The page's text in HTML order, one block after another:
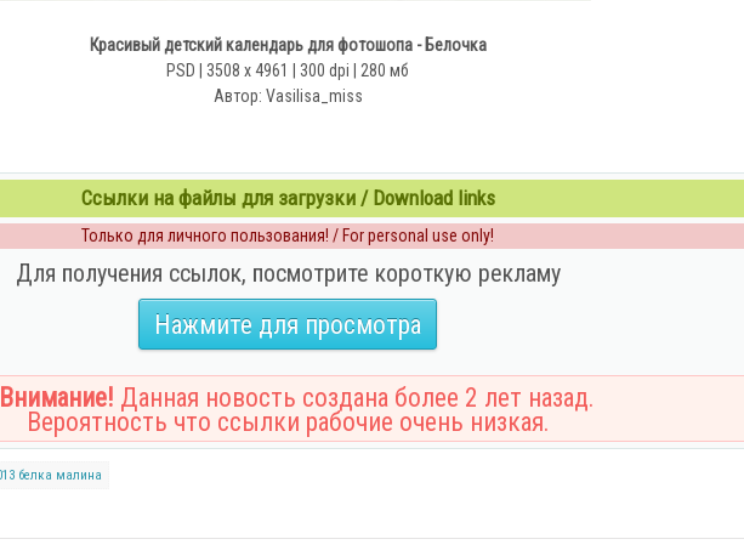
Красивый детский календарь для фотошопа - Белочка
PSD | 3508 х 4961 | 300 dpi | 280 мб
Автор: Vasilisa_miss
Ссылки на файлы для загрузки / Download links
Только для личного пользования! / For personal use only!
Для получения ссылок, посмотрите короткую рекламу
Нажмите для просмотра
Данная новость создана более 2 лет назад.
Вероятность что ссылки рабочие очень низкая.
белка малина